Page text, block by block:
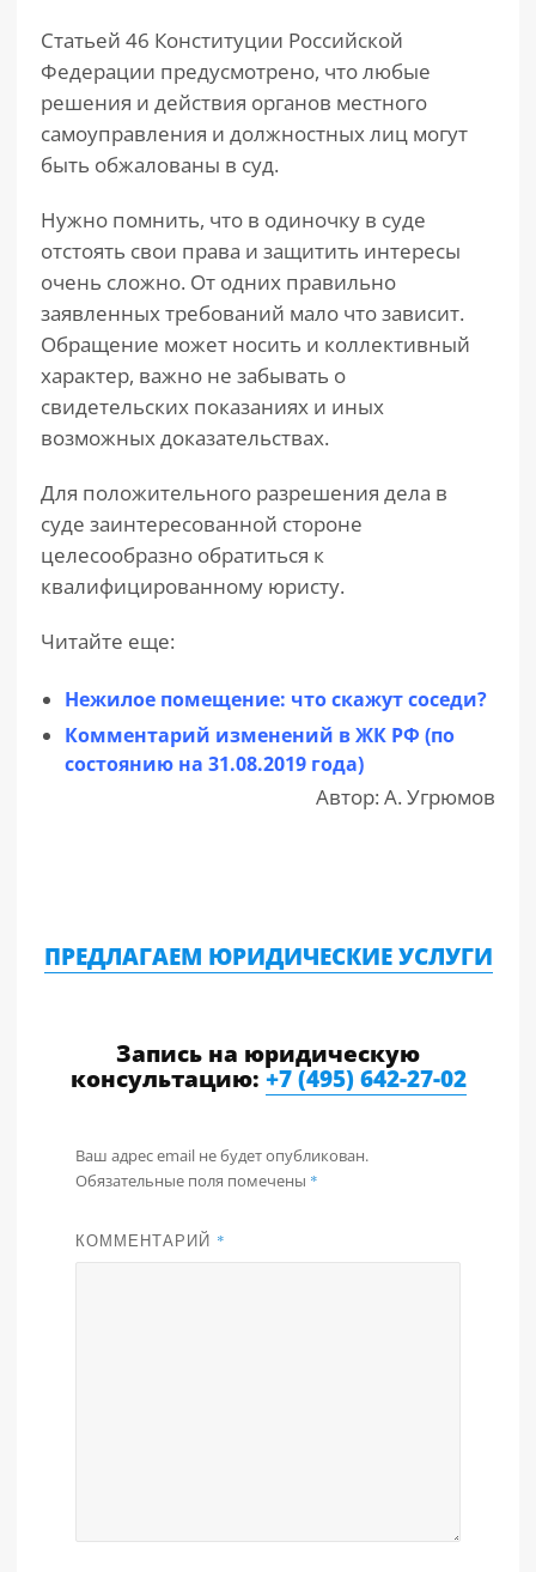
Статьей 46 Конституции Российской
Федерации предусмотрено, что любые
решения и действия органов местного
самоуправления и должностных лиц могут
быть обжалованы в суд.
Нужно помнить, что в одиночку в суде
отстоять свои права и защитить интересы
очень сложно. От одних правильно
заявленных требований мало что зависит.
Обращение может носить и коллективный
характер, важно не забывать о
свидетельских показаниях и иных
возможных доказательствах.
Для положительного разрешения дела в
суде заинтересованной стороне
целесообразно обратиться к
квалифицированному юристу.
Читайте еще:
Нежилое помещение: что скажут соседи?
Комментарий изменений в ЖК РФ (по
состоянию на 31.08.2019 года)
Автор: А. Угрюмов
ПРЕДЛАГАЕМ ЮРИДИЧЕСКИЕ УСЛУГИ
Запись на юридическую
консультацию: +7 (495) 642-27-02
Ваш адрес email не будет опубликован.
Обязательные поля помечены *
КОММЕНТАРИЙ *